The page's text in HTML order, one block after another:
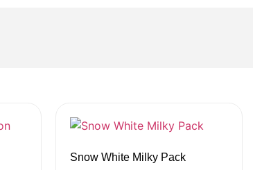
Snow White Milky Pack